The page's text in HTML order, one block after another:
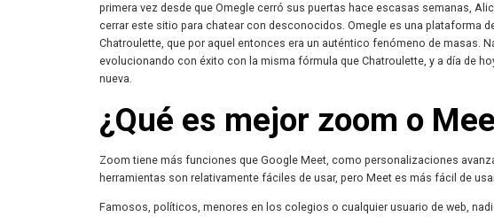
primera vez desde que Omegle cerró sus puertas hace escasas semanas,
cerrar este sitio para chatear con desconocidos. Omegle es una plataforma
Chatroulette, que por aquel entonces era un auténtico fenómeno de masas.
evolucionando con éxito con la misma fórmula que Chatroulette, y a día de
nueva.
¿Qué es mejor zoom o
Zoom tiene más funciones que Google Meet, como personalizaciones
herramientas son relativamente fáciles de usar, pero Meet es más fácil de
Famosos, políticos, menores en los colegios o cualquier usuario de web,